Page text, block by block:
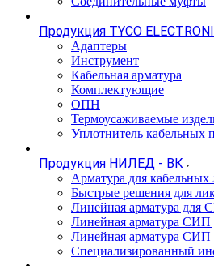
Продукция TYCO
Адаптеры
Инструмент
Кабельная арматура
Комплектующие
ОПН
Термоусаживаемые
Уплотнитель кабельных
Продукция НИЛЕД - ВК
Арматура для кабельных
Быстрые решения для
Линейная арматура
Линейная арматура СИП
Линейная арматура СИП
Специализированный